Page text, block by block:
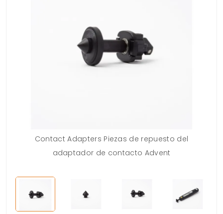
Contact Adapters Piezas de repuesto del
adaptador de contacto Advent